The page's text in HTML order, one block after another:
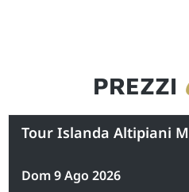
PREZZI
Tour Islanda Altipiani
Dom 9 Ago 2026